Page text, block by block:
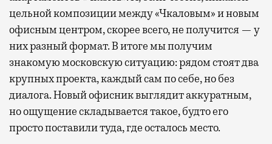
цельной композиции между «Чкаловым» и новым
офисным центром, скорее всего, не получится — у
них разный формат. В итоге мы получим
знакомую московскую ситуацию: рядом стоят два
крупных проекта, каждый сам по себе, но без
диалога. Новый офисник выглядит аккуратным,
но ощущение складывается такое, будто его
просто поставили туда, где осталось место.